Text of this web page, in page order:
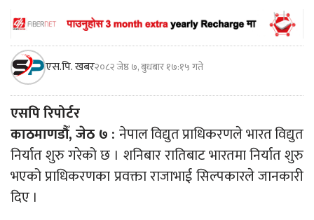
एस.पि. खबर२०८२ जेष्ठ ७, बुधबार १७:१५ गते
एसपि रिपोर्टर
काठमाणडौँ, जेठ ७ : नेपाल विद्युत प्राधिकरणले भारत विद्युत
निर्यात शुरु गरेको छ । शनिबार रातिबाट भारतमा निर्यात शुरु
भएको प्राधिकरणका प्रवक्ता राजाभाई सिल्पकारले जानकारी
दिए ।